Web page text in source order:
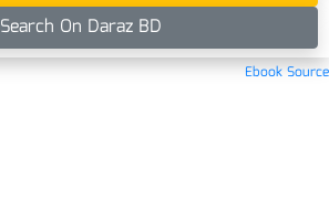
Search On Daraz BD
Ebook Source